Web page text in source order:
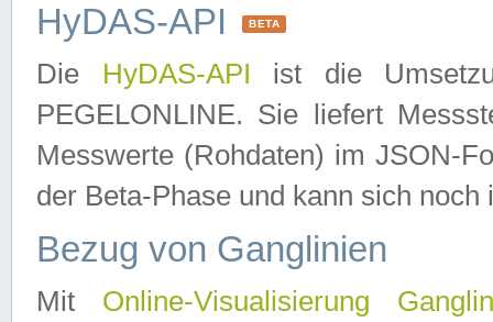
HyDAS-API BETA
Die HyDAS-API ist die
PEGELONLINE. Sie liefert
Messwerte (Rohdaten) im JSON-
der Beta-Phase und kann sich noch
Bezug von Ganglinien
Mit Online-Visualisierung